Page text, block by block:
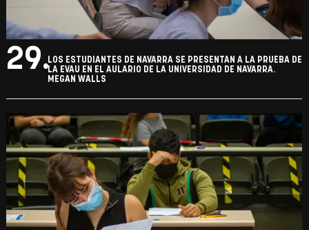
29.LOS ESTUDIANTES DE NAVARRA SE PRESENTAN A LA PRUEBA DE
LA EVAU EN EL AULARIO DE LA UNIVERSIDAD DE NAVARRA.
MEGAN WALLS